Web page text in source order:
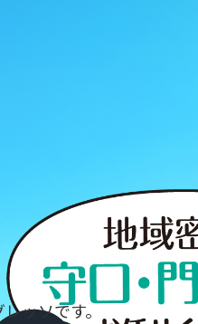
ッソです。